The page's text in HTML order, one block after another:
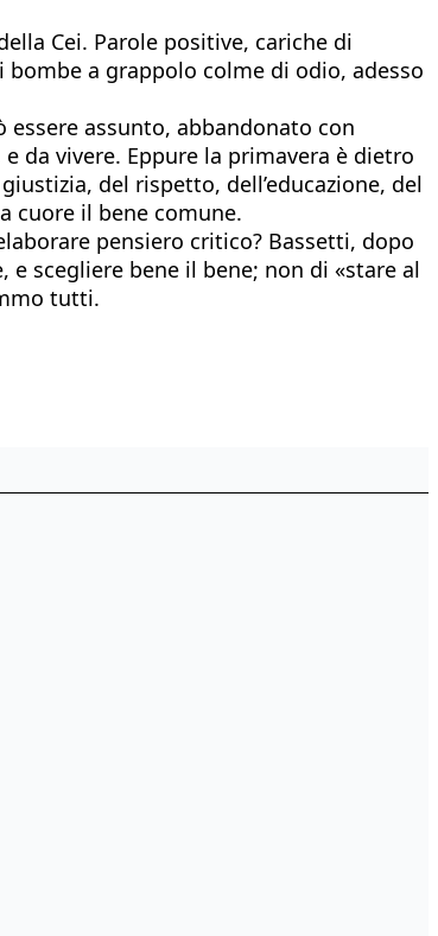
Cei. Parole positive, cariche di
a grappolo colme di odio, adesso
assunto, abbandonato con
da vivere. Eppure la primavera è dietro
del rispetto, dell’educazione, del
cuore il bene comune.
pensiero critico? Bassetti, dopo
e scegliere bene il bene; non di «stare al
tutti.